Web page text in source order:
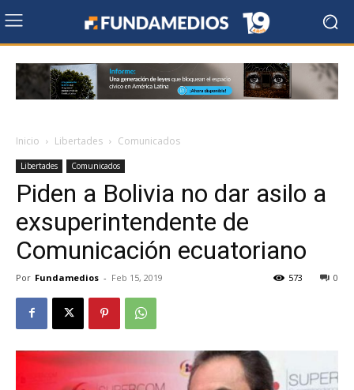
Inicio Libertades Comunicados
Libertades Comunicados
Piden a Bolivia no dar asilo a
exsuperintendente de
Comunicación ecuatoriano
Por Fundamedios - Feb 15, 2019 0
573